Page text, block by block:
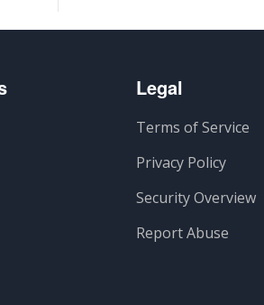
Legal
Terms of Service
Privacy Policy
Security Overview
Report Abuse